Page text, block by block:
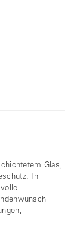
Glas,
In